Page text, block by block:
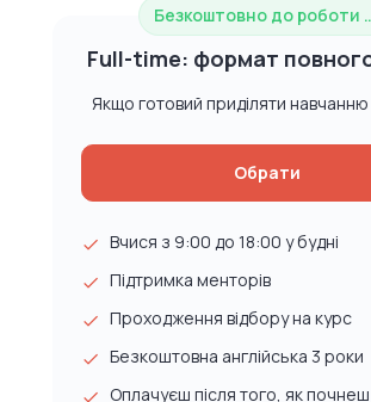
Full-time: формат
Якщо готовий приділяти
Обрати
Вчися з 9:00 до 18:00 у будні
Підтримка менторів
Проходження відбору на курс
Безкоштовна англійська 3 роки
Оплачуєш після того, як почнеш